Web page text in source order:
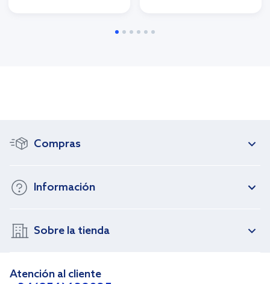
Compras
Información
Sobre la tienda
Atención al cliente